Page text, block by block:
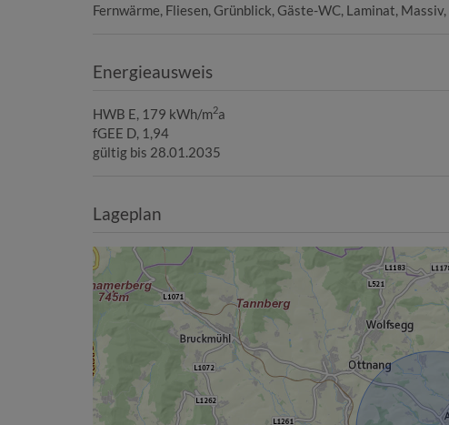
Fernwärme Fliesen Grünblick Gäste-WC Laminat Massiv
Energieausweis
HWB E, 179 kWh/m2a
fGEE D, 1,94
gültig bis 28.01.2035
Lageplan